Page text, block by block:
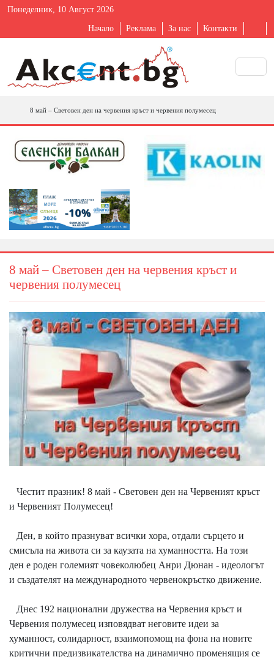
Понеделник, 10 Август 2026
Начало Реклама За нас Контакти
8 май – Световен ден на червения кръст и червения полумесец
8 май – Световен ден на червения кръст и
червения полумесец
Честит празник! 8 май - Световен ден на Червеният кръст
и Червеният Полумесец!
Ден, в който празнуват всички хора, отдали сърцето и
смисъла на живота си за каузата на хуманността. На този
ден е роден големият човеколюбец Анри Дюнан - идеологът
и създателят на международното червенокръстко движение.
Днес 192 национални дружества на Червения кръст и
Червения полумесец изповядват неговите идеи за
хуманност, солидарност, взаимопомощ на фона на новите
критични предизвикателства на динамично променящия се